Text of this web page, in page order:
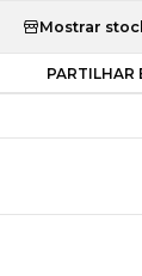
Mostrar
PARTILHAR